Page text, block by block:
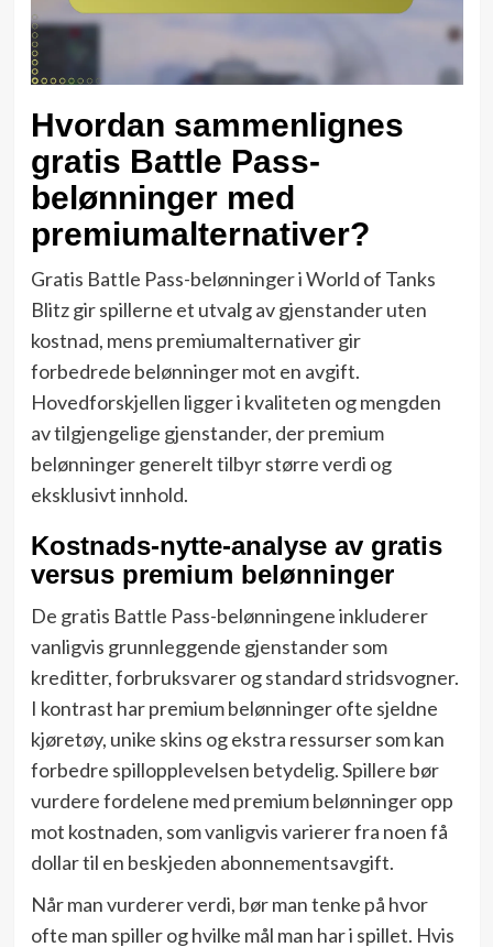
Hvordan sammenlignes
gratis Battle Pass-
belønninger med
premiumalternativer?
Gratis Battle Pass-belønninger i World of Tanks
Blitz gir spillerne et utvalg av gjenstander uten
kostnad, mens premiumalternativer gir
forbedrede belønninger mot en avgift.
Hovedforskjellen ligger i kvaliteten og mengden
av tilgjengelige gjenstander, der premium
belønninger generelt tilbyr større verdi og
eksklusivt innhold.
Kostnads-nytte-analyse av gratis
versus premium belønninger
De gratis Battle Pass-belønningene inkluderer
vanligvis grunnleggende gjenstander som
kreditter, forbruksvarer og standard stridsvogner.
I kontrast har premium belønninger ofte sjeldne
kjøretøy, unike skins og ekstra ressurser som kan
forbedre spillopplevelsen betydelig. Spillere bør
vurdere fordelene med premium belønninger opp
mot kostnaden, som vanligvis varierer fra noen få
dollar til en beskjeden abonnementsavgift.
Når man vurderer verdi, bør man tenke på hvor
ofte man spiller og hvilke mål man har i spillet. Hvis